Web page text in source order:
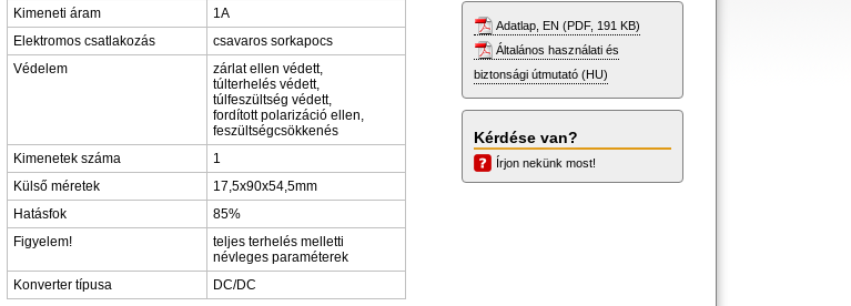
Kimeneti áram
1A
Elektromos csatlakozás
csavaros sorkapocs
Védelem
zárlat ellen védett,
túlterhelés védett,
túlfeszültség védett,
fordított polarizáció ellen,
feszültségcsökkenés
Kimenetek száma
1
Külső méretek
17,5x90x54,5mm
Hatásfok
85%
Figyelem!
teljes terhelés melletti
névleges paraméterek
Konverter típusa
DC/DC
Adatlap, EN (PDF, 191 KB)
Általános használati és
biztonsági útmutató (HU)
Kérdése van?
Írjon nekünk most!